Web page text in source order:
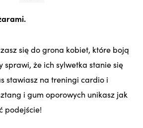
się do grona kobiet, które boją
sprawi, że ich sylwetka stanie się
stawiasz na treningi cardio i
i gum oporowych unikasz jak
podejście!